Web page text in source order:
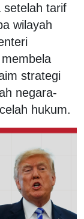
setelah tarif
wilayah
strategi
negara-
hukum.